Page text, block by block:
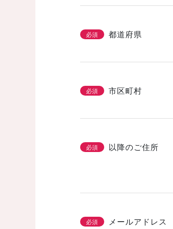
必須 都道府県
必須 市区町村
必須 以降のご住所
必須 メールアドレス